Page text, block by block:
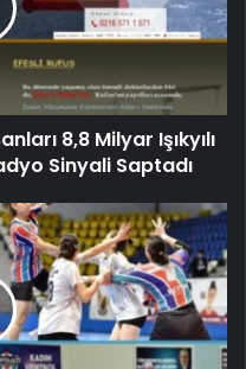
8,8 Milyar Işıkyılı
Sinyali Saptadı